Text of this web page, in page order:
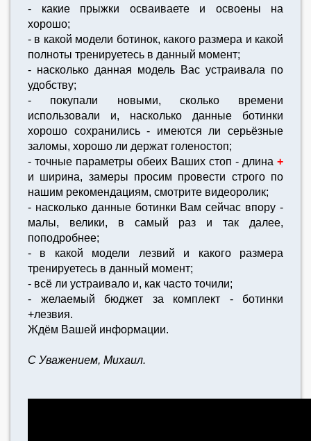
- какие прыжки осваиваете и освоены на
хорошо;
- в какой модели ботинок, какого размера и какой
полноты тренируетесь в данный момент;
- насколько данная модель Вас устраивала по
удобству;
- покупали новыми, сколько времени
использовали и, насколько данные ботинки
хорошо сохранились - имеются ли серьёзные
заломы, хорошо ли держат голеностоп;
- точные параметры обеих Ваших стоп - длина +
и ширина, замеры просим провести строго по
нашим рекомендациям, смотрите видеоролик;
- насколько данные ботинки Вам сейчас впору -
малы, велики, в самый раз и так далее,
поподробнее;
- в какой модели лезвий и какого размера
тренируетесь в данный момент;
- всё ли устраивало и, как часто точили;
- желаемый бюджет за комплект - ботинки
+лезвия.
Ждём Вашей информации.
С Уважением, Михаил.